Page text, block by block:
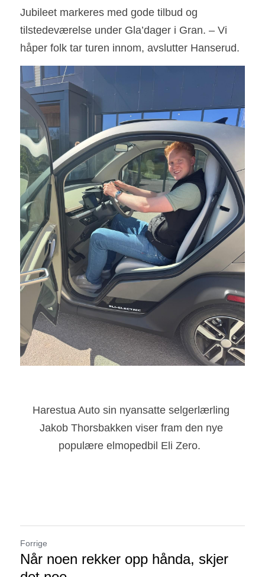
Jubileet markeres med gode tilbud og
tilstedeværelse under Gla’dager i Gran. – Vi
håper folk tar turen innom, avslutter Hanserud.
Harestua Auto sin nyansatte selgerlærling
Jakob Thorsbakken viser fram den nye
populære elmopedbil Eli Zero.
Forrige
Når noen rekker opp hånda, skjer